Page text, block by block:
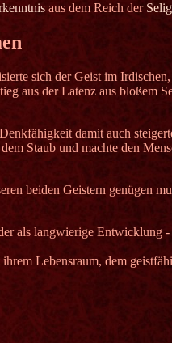
aus dem Reich der
sich der Geist im
aus der Latenz aus bloßem
damit auch
Staub und machte den
beiden Geistern genügen
als langwierige Entwicklung
ihrem Lebensraum, dem